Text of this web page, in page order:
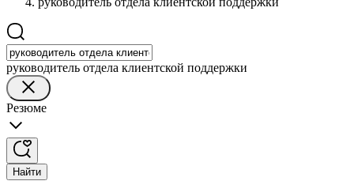
руководитель отдела клиентской поддержки
Резюме
Найти